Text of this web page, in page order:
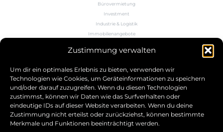
Zustimmung verwalten
Um dir ein optimales Erlebnis zu bieten, verwenden wir
Technologien wie Cookies, um Geräteinformationen zu speichern
und/oder darauf zuzugreifen. Wenn du diesen Technologien
zustimmst, können wir Daten wie das Surfverhalten oder
eindeutige IDs auf dieser Website verarbeiten. Wenn du deine
Zustimmung nicht erteilst oder zurückziehst, können bestimmte
Merkmale und Funktionen beeinträchtigt werden.
Bürovermietung
Investment
Industrie & Logistik
Immobilienangebote
Wissen
5.0
Bestbewerteter Service
verifiziert von: Trustindex